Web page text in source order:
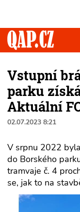
Vstupní
parku
Aktuální
02.07.2023 8:21
V srpnu 2022
do Borského
tramvaje č. 4
se, jak to na